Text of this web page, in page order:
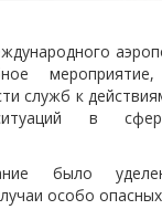
служб к
в
было
особо